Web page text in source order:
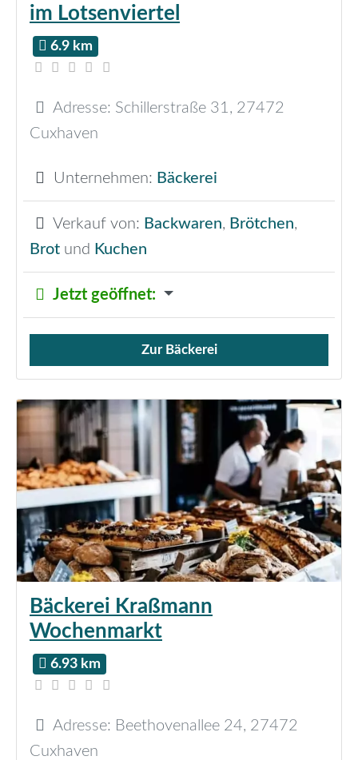
im Lotsenviertel
6.9 km
Adresse: Schillerstraße 31 , 27472
Cuxhaven
Unternehmen: Bäckerei
Verkauf von: Backwaren, Brötchen,
Brot und Kuchen
Jetzt geöffnet:
Verkauf von Brötchen,
Zur Bäckerei
Bäckerei Kraßmann
Wochenmarkt
6.93 km
Adresse: Beethovenallee 24, 27472
Cuxhaven